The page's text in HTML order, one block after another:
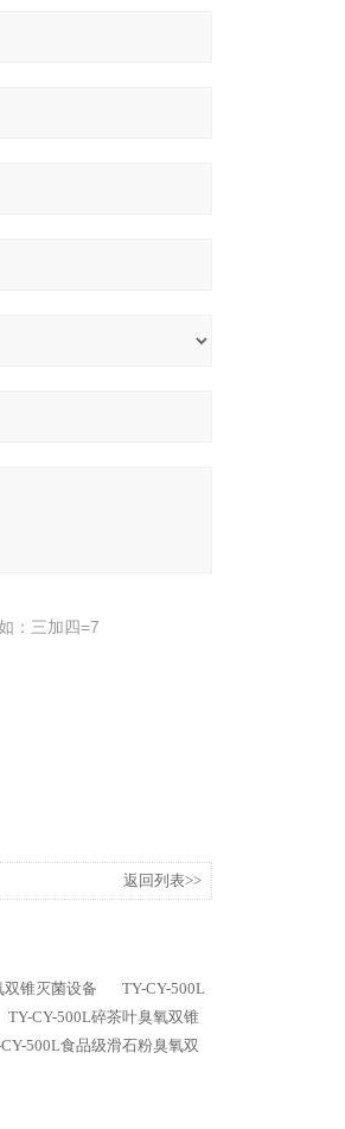
：三加四=7
返回列表>>
双锥灭菌设备
TY-CY-500L
TY-CY-500L碎茶叶臭氧双锥
500L食品级滑石粉臭氧双